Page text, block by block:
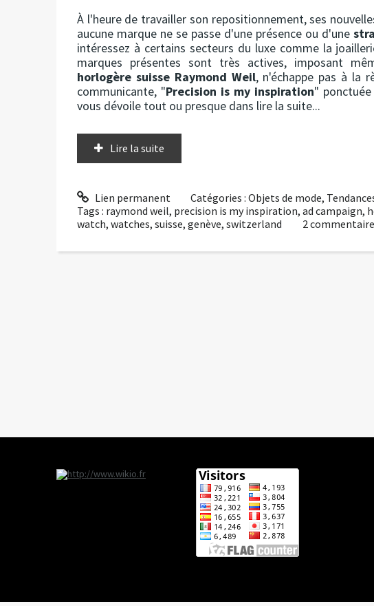
À l'heure de travailler son repositionnement, ses
aucune marque ne se passe d'une présence ou d'une
intéressez à certains secteurs du luxe comme la
marques présentes sont très actives, imposant
horlogère suisse Raymond Weil, n'échappe pas à la
communicante, "Precision is my inspiration"
vous dévoile tout ou presque dans lire la suite...
Lire la suite
Lien permanent Catégories :Objets de mode,
Tags : raymond weil, precision is my inspiration, ad campaign,
watch, watches, suisse, genève, switzerland 2